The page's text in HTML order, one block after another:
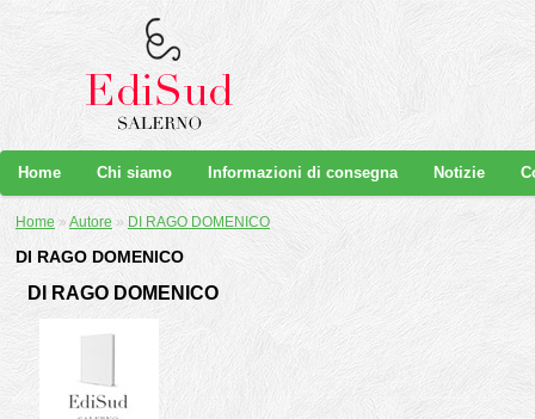
Home Chi siamo Informazioni di consegna Notizie
Home » Autore » DI RAGO DOMENICO
DI RAGO DOMENICO
DI RAGO DOMENICO